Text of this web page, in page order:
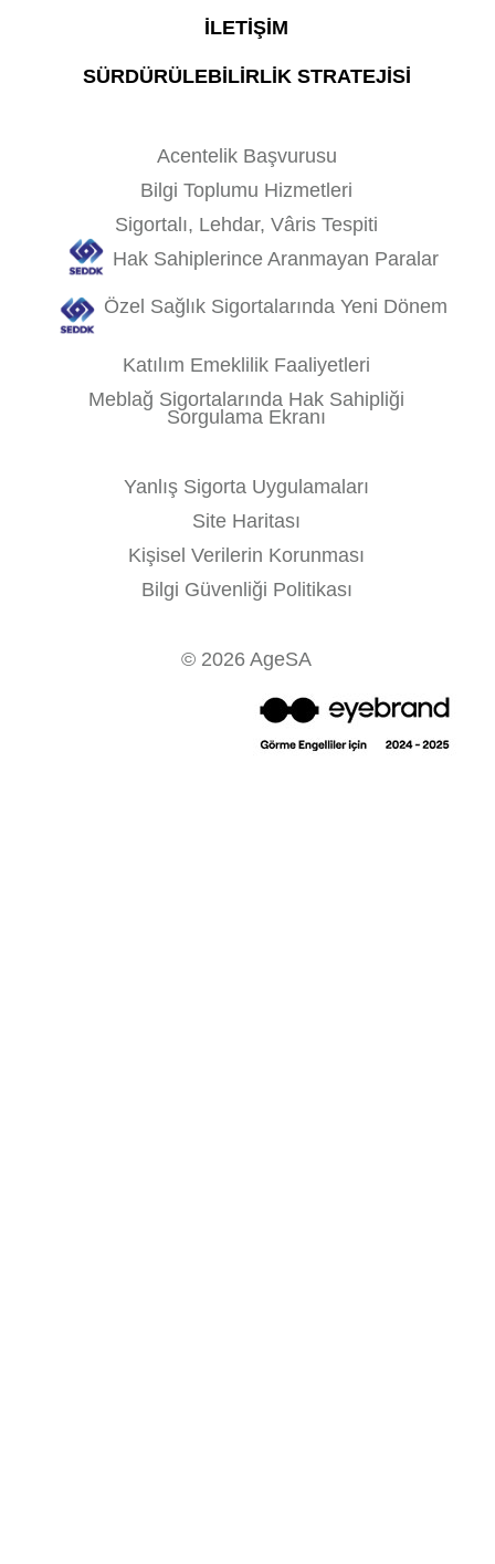
İLETİŞİM
SÜRDÜRÜLEBİLİRLİK STRATEJİSİ
Acentelik Başvurusu
Bilgi Toplumu Hizmetleri
Sigortalı, Lehdar, Vâris Tespiti
Hak Sahiplerince Aranmayan Paralar
Özel Sağlık Sigortalarında Yeni Dönem
Katılım Emeklilik Faaliyetleri
Meblağ Sigortalarında Hak Sahipliği
Sorgulama Ekranı
Yanlış Sigorta Uygulamaları
Site Haritası
Kişisel Verilerin Korunması
Bilgi Güvenliği Politikası
© 2026 AgeSA